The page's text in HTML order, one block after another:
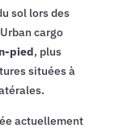
sol lors des
cargo
pied, plus
situées à
actuellement